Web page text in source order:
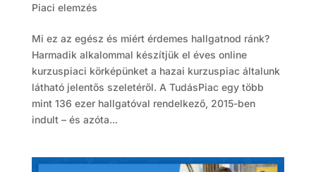
Piaci elemzés
Mi ez az egész és miért érdemes hallgatnod ránk?
Harmadik alkalommal készítjük el éves online
kurzuspiaci körképünket a hazai kurzuspiac általunk
látható jelentős szeletéről. A TudásPiac egy több
mint 136 ezer hallgatóval rendelkező, 2015-ben
indult – és azóta...